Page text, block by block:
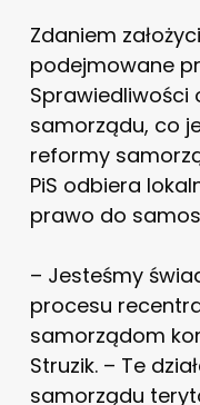
Zdaniem
podejmowane
samorządu, co
reformy
PiS odbiera
prawo do
– Jesteśmy
procesu
samorządom
Struzik. – Te
samorządu